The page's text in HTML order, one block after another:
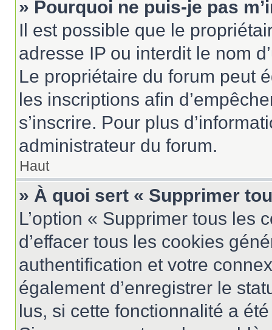
» Pourquoi ne puis-je pas
Il est possible que le
adresse IP ou interdit le nom
Le propriétaire du forum peut
les inscriptions afin
s’inscrire. Pour plus
administrateur du forum.
Haut
» À quoi sert « Supprimer
L’option « Supprimer tous les
d’effacer tous les cookies
authentification et votre
également d’enregistrer le
lus, si cette fonctionnalité a